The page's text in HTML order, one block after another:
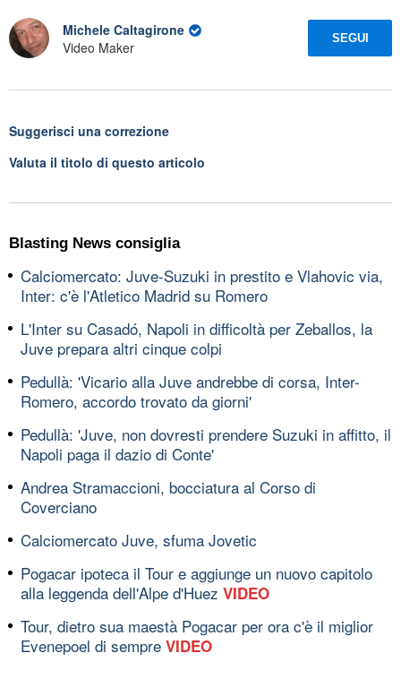
Michele Caltagirone
Video Maker
SEGUI
Suggerisci una correzione
Valuta il titolo di questo articolo
Blasting News consiglia
Calciomercato: Juve-Suzuki in prestito e Vlahovic via,
Inter: c'è l'Atletico Madrid su Romero
L'Inter su Casadó, Napoli in difficoltà per Zeballos, la
Juve prepara altri cinque colpi
Pedullà: 'Vicario alla Juve andrebbe di corsa, Inter-
Romero, accordo trovato da giorni'
Pedullà: 'Juve, non dovresti prendere Suzuki in affitto, il
Napoli paga il dazio di Conte'
Andrea Stramaccioni, bocciatura al Corso di
Coverciano
Calciomercato Juve, sfuma Jovetic
Pogacar ipoteca il Tour e aggiunge un nuovo capitolo
alla leggenda dell'Alpe d'Huez VIDEO
Tour, dietro sua maestà Pogacar per ora c'è il miglior
Evenepoel di sempre VIDEO